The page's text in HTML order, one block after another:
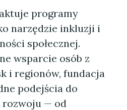
programy
narzędzie inkluzji i
społecznej.
wsparcie osób z
i regionów, fundacja
podejścia do
rozwoju — od